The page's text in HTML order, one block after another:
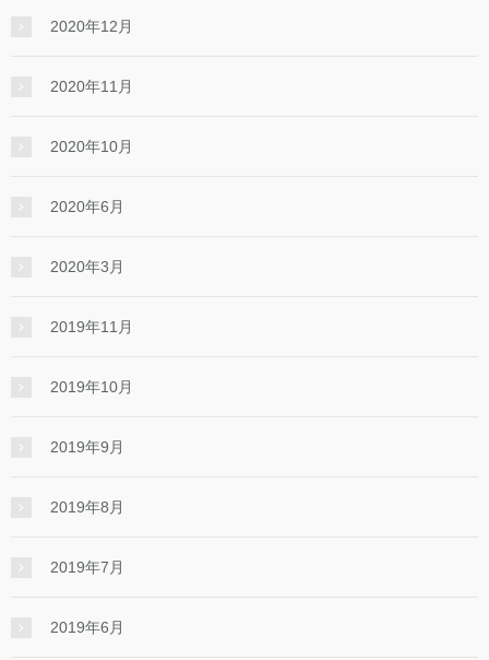
2020年12月
2020年11月
2020年10月
2020年6月
2020年3月
2019年11月
2019年10月
2019年9月
2019年8月
2019年7月
2019年6月